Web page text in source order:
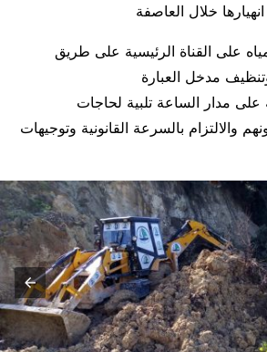
خلال العاصفة
على القناة الرئيسية على طريق
مدخل العبارة
على مدار الساعة تلبية لحاجات
والالتزام بالسرعة القانونية وتوجيهات